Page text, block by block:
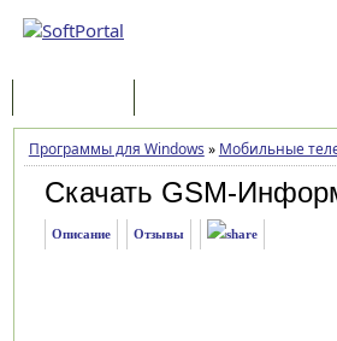
Программы для Windows » Мобильные
Скачать GSM-
Описание Отзывы